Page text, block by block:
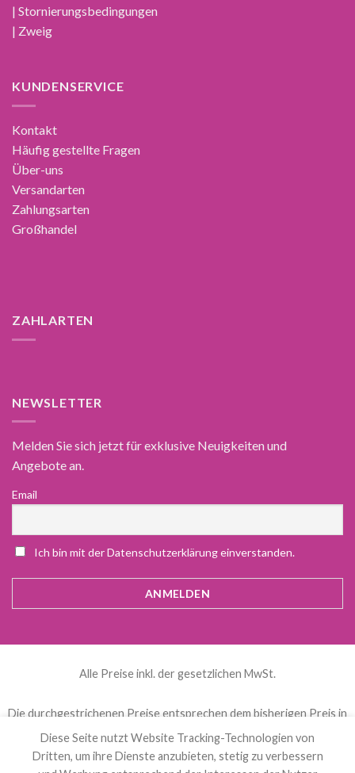
| Stornierungsbedingungen
| Zweig
KUNDENSERVICE
Kontakt
Häufig gestellte Fragen
Über-uns
Versandarten
Zahlungsarten
Großhandel
ZAHLARTEN
NEWSLETTER
Melden Sie sich jetzt für exklusive Neuigkeiten und
Angebote an.
Email
Ich bin mit der Datenschutzerklärung einverstanden.
Alle Preise inkl. der gesetzlichen MwSt.
Die durchgestrichenen Preise entsprechen dem bisherigen Preis in
diesem Online-Shop.
Diese Seite nutzt Website Tracking-Technologien von
Dritten, um ihre Dienste anzubieten, stetig zu verbessern